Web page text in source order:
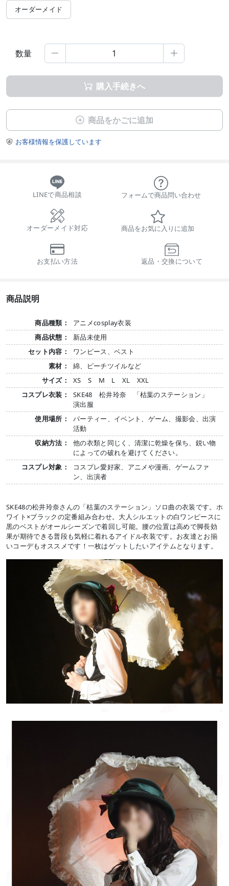
オーダーメイド
数量  
 購入手続きへ
 商品をかごに追加
 お客様情報を保護しています
LINEで商品相談 フォームで商品問い合わせ
オーダーメイド対応 商品をお気に入りに追加
お支払い方法 返品・交換について
商品説明
商品種類：
アニメcosplay衣装
商品状態：
新品未使用
セット内容：
ワンピース、ベスト
素材：
綿、ピーチツイルなど
サイズ：
XS S M L XL XXL
コスプレ衣装：
SKE48 松井玲奈 「枯葉のステーション」
演出服
使用場所：
パーティー、イベント、ゲーム、撮影会、出演
活動
収納方法：
他の衣類と同じく、清潔に乾燥を保ち、鋭い物
によっての破れを避けてください。
コスプレ対象：
コスプレ愛好家、アニメや漫画、ゲームファ
ン、出演者
SKE48の松井玲奈さんの「枯葉のステーション」ソロ曲の衣装です。ホ
ワイト×ブラックの定番組み合わせ。大人シルエットの白ワンピースに
黒のベストがオールシーズンで着回し可能。腰の位置は高めで脚長効
果が期待できる普段も気軽に着れるアイドル衣装です。お友達とお揃
いコーデもオススメです！一枚はゲットしたいアイテムとなります。